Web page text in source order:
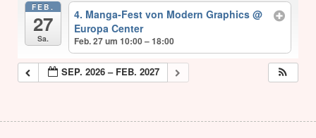
FEB.
27
Sa.
4. Manga-Fest von Modern Graphics@
Europa Center
Feb. 27 um 10:00 – 18:00
SEP. 2026 – FEB. 2027